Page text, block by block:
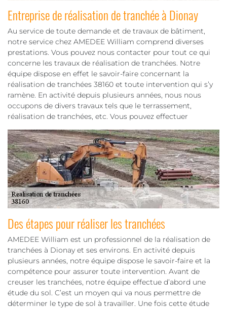
Entreprise de réalisation de tranchée à Dionay
Au service de toute demande et de travaux de bâtiment,
notre service chez AMEDEE William comprend diverses
prestations. Vous pouvez nous contacter pour tout ce qui
concerne les travaux de réalisation de tranchées. Notre
équipe dispose en effet le savoir-faire concernant la
réalisation de tranchées 38160 et toute intervention qui s’y
ramène. En activité depuis plusieurs années, nous nous
occupons de divers travaux tels que le terrassement,
réalisation de tranchées, etc. Vous pouvez effectuer
Des étapes pour réaliser les tranchées
AMEDEE William est un professionnel de la réalisation de
tranchées à Dionay et ses environs. En activité depuis
plusieurs années, notre équipe dispose le savoir-faire et la
compétence pour assurer toute intervention. Avant de
creuser les tranchées, notre équipe effectue d’abord une
étude du sol. C’est un moyen qui va nous permettre de
déterminer le type de sol à travailler. Une fois cette étude